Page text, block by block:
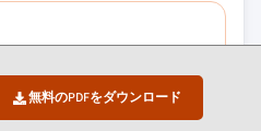
無料のPDFをダウンロード